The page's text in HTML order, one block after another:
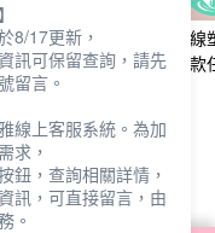
蛋白
舒芙蕾-遠紅外線
無痕中腰褲-多款
8/17更新，
訊可保留查詢，請先
留言。
線上客服系統。為加
求，
鈕，查詢相關詳情，
訊，可直接留言，由
。